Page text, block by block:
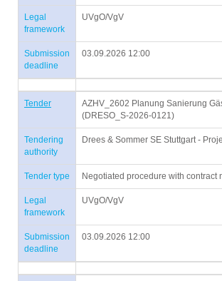
Legal
framework
UVgO/VgV
Submission
deadline
03.09.2026 12:00
Tender
AZHV_2602 Planung Sanierung
(DRESO_S-2026-0121)
Tendering
authority
Drees & Sommer SE Stuttgart -
Tender type Negotiated procedure with contract
Legal
framework
UVgO/VgV
Submission
deadline
03.09.2026 12:00